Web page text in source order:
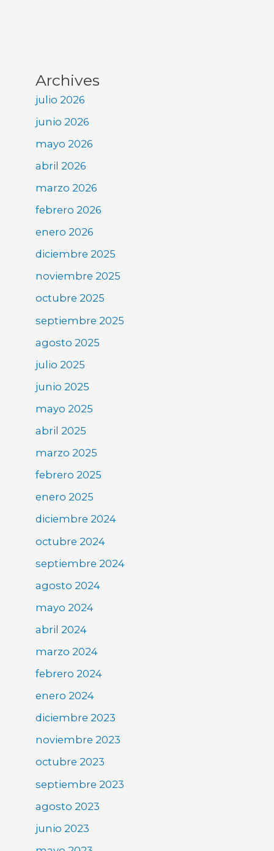
Archives
julio 2026
junio 2026
mayo 2026
abril 2026
marzo 2026
febrero 2026
enero 2026
diciembre 2025
noviembre 2025
octubre 2025
septiembre 2025
agosto 2025
julio 2025
junio 2025
mayo 2025
abril 2025
marzo 2025
febrero 2025
enero 2025
diciembre 2024
octubre 2024
septiembre 2024
agosto 2024
mayo 2024
abril 2024
marzo 2024
febrero 2024
enero 2024
diciembre 2023
noviembre 2023
octubre 2023
septiembre 2023
agosto 2023
junio 2023